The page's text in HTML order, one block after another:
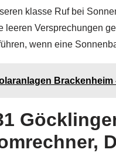
klasse Ruf bei
leeren Versprechungen
wenn eine